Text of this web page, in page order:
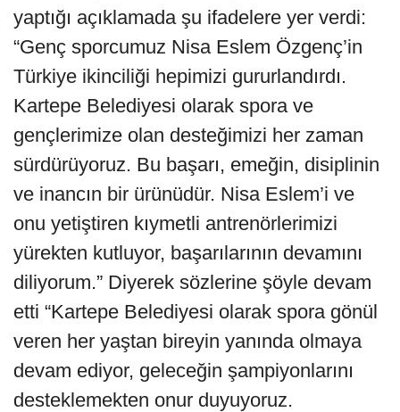
yaptığı açıklamada şu ifadelere yer verdi:
“Genç sporcumuz Nisa Eslem Özgenç’in
Türkiye ikinciliği hepimizi gururlandırdı.
Kartepe Belediyesi olarak spora ve
gençlerimize olan desteğimizi her zaman
sürdürüyoruz. Bu başarı, emeğin, disiplinin
ve inancın bir ürünüdür. Nisa Eslem’i ve
onu yetiştiren kıymetli antrenörlerimizi
yürekten kutluyor, başarılarının devamını
diliyorum.” Diyerek sözlerine şöyle devam
etti “Kartepe Belediyesi olarak spora gönül
veren her yaştan bireyin yanında olmaya
devam ediyor, geleceğin şampiyonlarını
desteklemekten onur duyuyoruz.